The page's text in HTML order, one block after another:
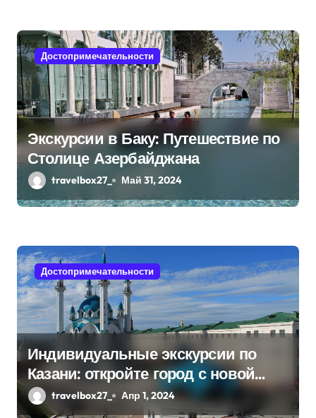
с
я
м
Достопримечательности
Экскурсии в Баку: Путешествие по
Столице Азербайджана
travelbox27_ Май 31, 2024
Достопримечательности
Индивидуальные экскурсии по
Казани: откройте город с новой
стороны
travelbox27_ Апр 1, 2024